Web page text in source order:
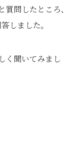
問したところ、
しました。
く聞いてみまし